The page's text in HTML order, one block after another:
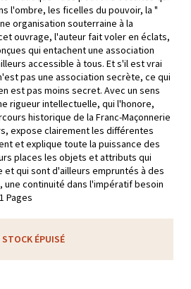
l'ombre, les ficelles du pouvoir, la "
organisation souterraine à la
ouvrage, l'auteur fait voler en éclats,
qui entachent une association
accessible à tous. Et s'il est vrai
pas une association secrète, ce qui
est pas moins secret. Avec un sens
rigueur intellectuelle, qui l'honore,
historique de la Franc-Maçonnerie
expose clairement les différentes
et explique toute la puissance des
places les objets et attributs qui
et qui sont d'ailleurs empruntés à des
une continuité dans l'impératif besoin
Pages
STOCK ÉPUISÉ